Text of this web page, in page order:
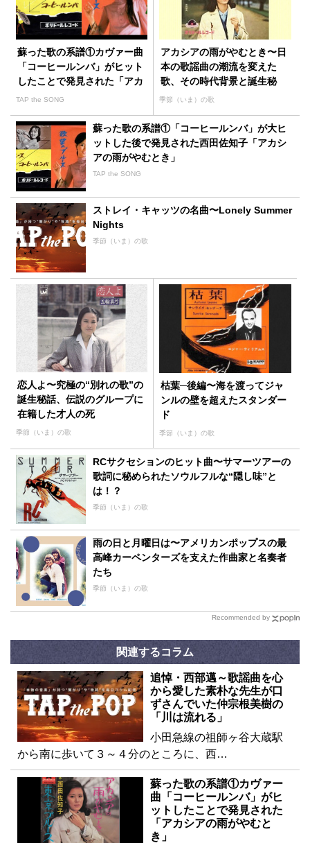
蘇った歌の系譜①カヴァー曲
「コーヒールンバ」がヒット
したことで発見された「アカ
シアの雨がやむとき」
TAP the SONG
アカシアの雨がやむとき〜日
本の歌謡曲の潮流を変えた
歌、その時代背景と誕生秘
話〜
季節（いま）の歌
蘇った歌の系譜①「コーヒールンバ」が大ヒ
ットした後で発見された西田佐知子「アカシ
アの雨がやむとき」
TAP the SONG
ストレイ・キャッツの名曲〜Lonely Summer
Nights
季節（いま）の歌
恋人よ〜究極の“別れの歌”の
誕生秘話、伝説のグループに
在籍した才人の死
季節（いま）の歌
枯葉─後編〜海を渡ってジャ
ンルの壁を超えたスタンダー
ド
季節（いま）の歌
RCサクセションのヒット曲〜サマーツアーの
歌詞に秘められたソウルフルな“隠し味”と
は！？
季節（いま）の歌
雨の日と月曜日は〜アメリカンポップスの最
高峰カーペンターズを支えた作曲家と名奏者
たち
季節（いま）の歌
Recommended by
関連するコラム
追悼・西部邁～歌謡曲を心
から愛した素朴な先生が口
ずさんでいた仲宗根美樹の
「川は流れる」
小田急線の祖師ヶ谷大蔵駅
から南に歩いて３～４分のところに、西…
蘇った歌の系譜①カヴァー
曲「コーヒールンバ」がヒ
ットしたことで発見された
「アカシアの雨がやむと
き」